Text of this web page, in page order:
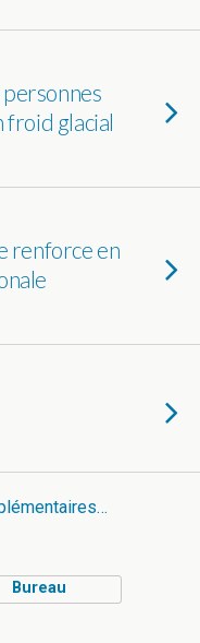
personnes
froid glacial
renforce en
Bureau